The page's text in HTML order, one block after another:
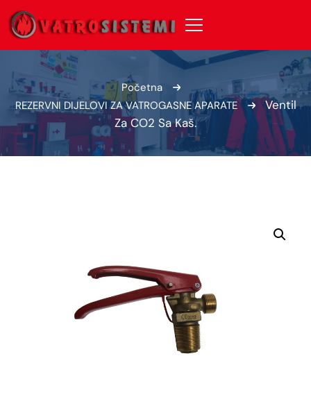
Početna
REZERVNI DIJELOVI ZA VATROGASNE APARATE
Ventil
Za CO2 Sa Kaš.